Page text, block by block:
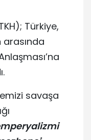
Türkiye,
savaşa